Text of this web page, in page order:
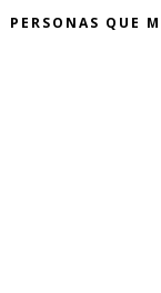
PERSONAS QUE